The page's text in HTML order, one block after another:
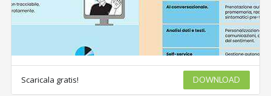
Scaricala gratis! DOWNLOAD